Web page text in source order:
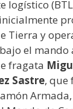
logístico
inicialmente
Tierra y
el mando
fragata
Sastre, que